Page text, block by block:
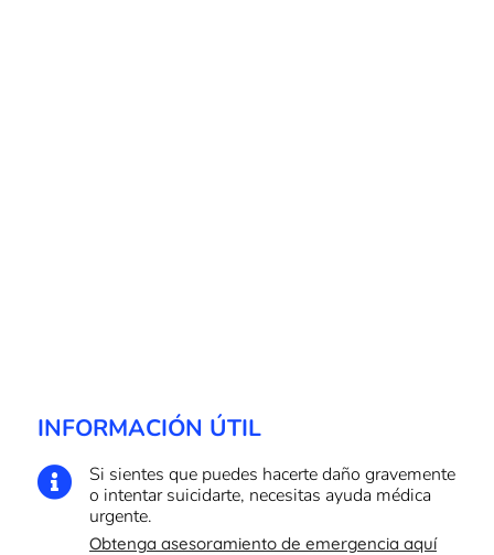
INFORMACIÓN ÚTIL

Si sientes que puedes hacerte daño gravemente
o intentar suicidarte, necesitas ayuda médica
urgente.
Obtenga asesoramiento de emergencia aquí